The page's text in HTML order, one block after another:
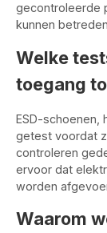
gecontroleerde
kunnen
Welke
toegang
ESD-schoenen,
getest voordat
controleren
ervoor dat
worden
Waarom